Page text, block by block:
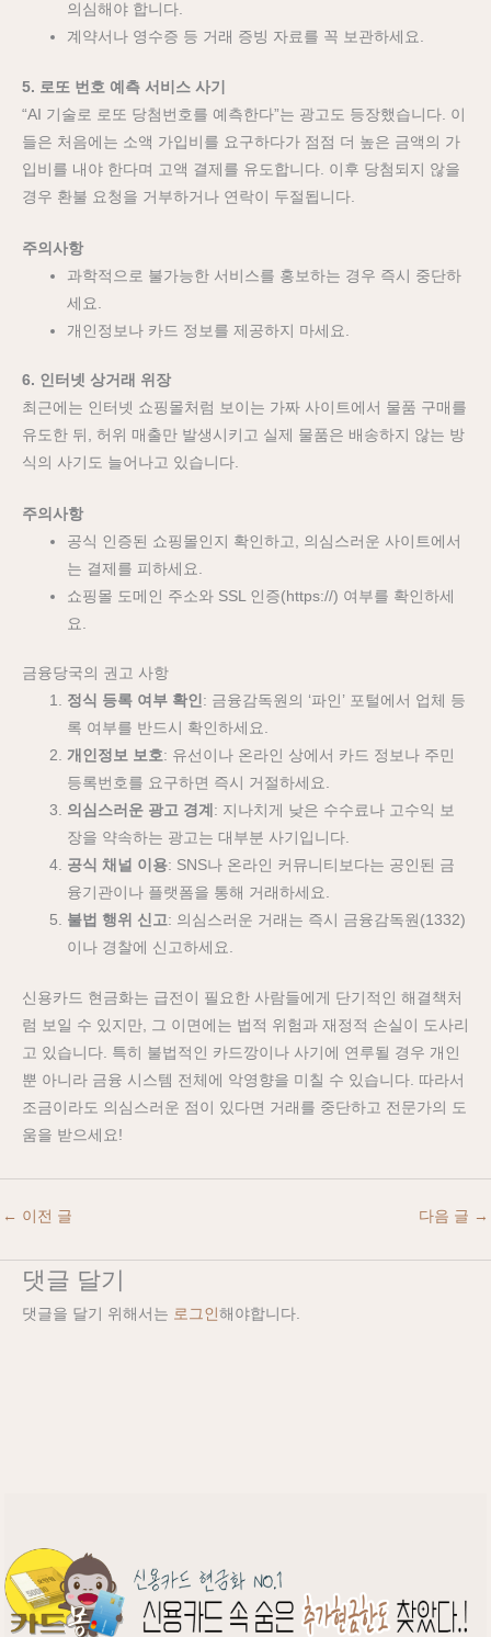
의심해야 합니다.
계약서나 영수증 등 거래 증빙 자료를 꼭 보관하세요.
5. 로또 번호 예측 서비스 사기
“AI 기술로 로또 당첨번호를 예측한다”는 광고도 등장했습니다. 이
들은 처음에는 소액 가입비를 요구하다가 점점 더 높은 금액의 가
입비를 내야 한다며 고액 결제를 유도합니다. 이후 당첨되지 않을
경우 환불 요청을 거부하거나 연락이 두절됩니다.
주의사항
과학적으로 불가능한 서비스를 홍보하는 경우 즉시 중단하
세요.
개인정보나 카드 정보를 제공하지 마세요.
6. 인터넷 상거래 위장
최근에는 인터넷 쇼핑몰처럼 보이는 가짜 사이트에서 물품 구매를
유도한 뒤, 허위 매출만 발생시키고 실제 물품은 배송하지 않는 방
식의 사기도 늘어나고 있습니다.
주의사항
공식 인증된 쇼핑몰인지 확인하고, 의심스러운 사이트에서
는 결제를 피하세요.
쇼핑몰 도메인 주소와 SSL 인증(https://) 여부를 확인하세
요.
금융당국의 권고 사항
정식 등록 여부 확인: 금융감독원의 ‘파인’ 포털에서 업체 등
록 여부를 반드시 확인하세요.
개인정보 보호: 유선이나 온라인 상에서 카드 정보나 주민
등록번호를 요구하면 즉시 거절하세요.
의심스러운 광고 경계 : 지나치게 낮은 수수료나 고수익 보
장을 약속하는 광고는 대부분 사기입니다.
공식 채널 이용: SNS나 온라인 커뮤니티보다는 공인된 금
융기관이나 플랫폼을 통해 거래하세요.
불법 행위 신고: 의심스러운 거래는 즉시 금융감독원(1332)
이나 경찰에 신고하세요.
신용카드 현금화는 급전이 필요한 사람들에게 단기적인 해결책처
럼 보일 수 있지만, 그 이면에는 법적 위험과 재정적 손실이 도사리
고 있습니다. 특히 불법적인 카드깡이나 사기에 연루될 경우 개인
뿐 아니라 금융 시스템 전체에 악영향을 미칠 수 있습니다. 따라서
조금이라도 의심스러운 점이 있다면 거래를 중단하고 전문가의 도
움을 받으세요!
← 이전 글 다음 글 →
댓글 달기
댓글을 달기 위해서는 로그인해야합니다.